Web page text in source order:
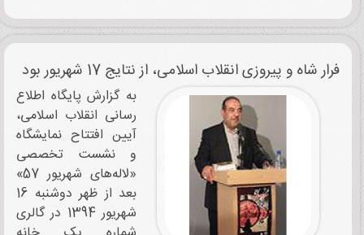
فرار شاه و پیروزی انقلاب اسلامی، از نتایج 17 شهریور بود
به گزارش پایگاه اطلاع
رسانی انقلاب اسلامی،
آیین افتتاح نمایشگاه
و نشست تخصصی
«لاله‌های شهریور 57»
بعد از ظهر دوشنبه 16
شهریور 1394 در گالری